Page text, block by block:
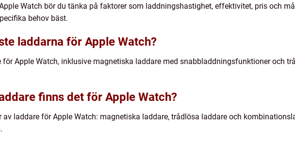
Watch bör du tänka på faktorer som laddningshastighet, effektivitet, pris och
behov bäst.
laddarna för Apple Watch?
Apple Watch, inklusive magnetiska laddare med snabbladdningsfunktioner och
finns det för Apple Watch?
laddare för Apple Watch: magnetiska laddare, trådlösa laddare och